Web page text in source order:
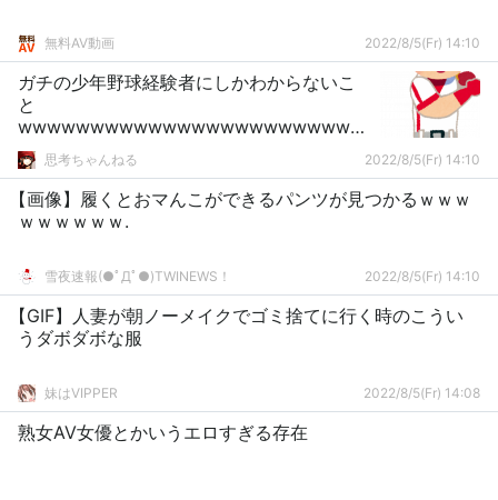
無料AV動画 2022/8/5(Fr) 14:10
ガチの少年野球経験者にしかわからないこ
と
wwwwwwwwwwwwwwwwwwwwwwww
wwwwwwwwwwwwwwwwwwwwwwww
思考ちゃんねる 2022/8/5(Fr) 14:10
【画像】履くとおマんこができるパンツが見つかるｗｗｗ
ｗｗｗｗｗｗ.
雪夜速報(●ﾟДﾟ●)TWINEWS！ 2022/8/5(Fr) 14:10
【GIF】人妻が朝ノーメイクでゴミ捨てに行く時のこうい
うダボダボな服
妹はVIPPER 2022/8/5(Fr) 14:08
熟女AV女優とかいうエロすぎる存在